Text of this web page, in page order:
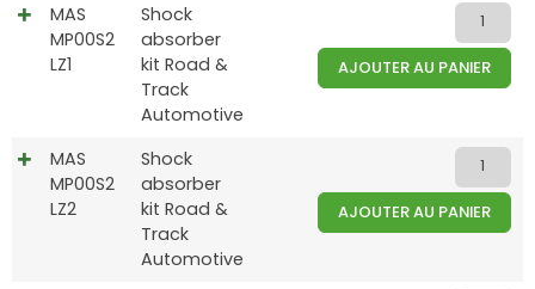
MAS
MP00S2
LZ1
Shock
absorber
kit Road &
Track
Automotive
AJOUTER AU PANIER
MAS
MP00S2
LZ2
Shock
absorber
kit Road &
Track
Automotive
AJOUTER AU PANIER